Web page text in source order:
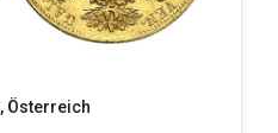
, Österreich